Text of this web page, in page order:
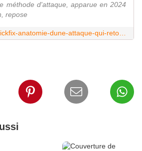
méthode d'attaque, apparue en 2024
repose